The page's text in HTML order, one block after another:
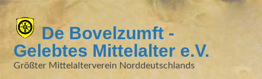
De Bovelzumft -
Gelebtes Mittelalter e.V.
Größter Mittelalterverein Norddeutschlands